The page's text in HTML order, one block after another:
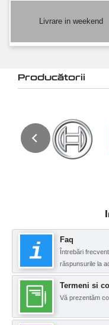
Livrare in weekend
Producătorii
Faq
Întrebări
răspunsurile la
Termeni si
Vă prezentăm